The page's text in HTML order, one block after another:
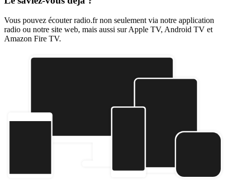
Vous pouvez écouter radio.fr non seulement via notre application
radio ou notre site web, mais aussi sur Apple TV, Android TV et
Amazon Fire TV.